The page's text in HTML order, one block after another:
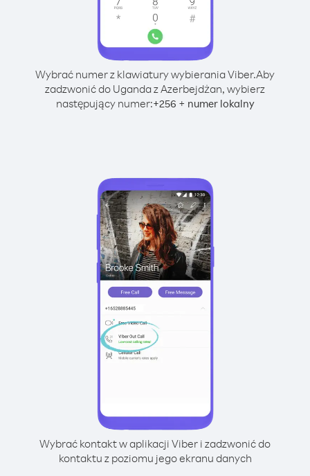
Wybrać numer z klawiatury wybierania Viber.Aby
zadzwonić do Uganda z Azerbejdżan, wybierz
następujący numer:+256 + numer lokalny
Wybrać kontakt w aplikacji Viber i zadzwonić do
kontaktu z poziomu jego ekranu danych